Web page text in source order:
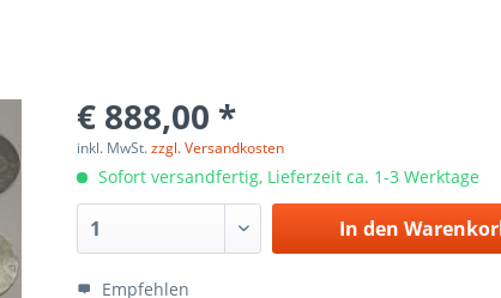
€ 888,00 *
inkl. MwSt.zzgl. Versandkosten
Sofort versandfertig, Lieferzeit ca. 1-3 Werktage
In den
Empfehlen